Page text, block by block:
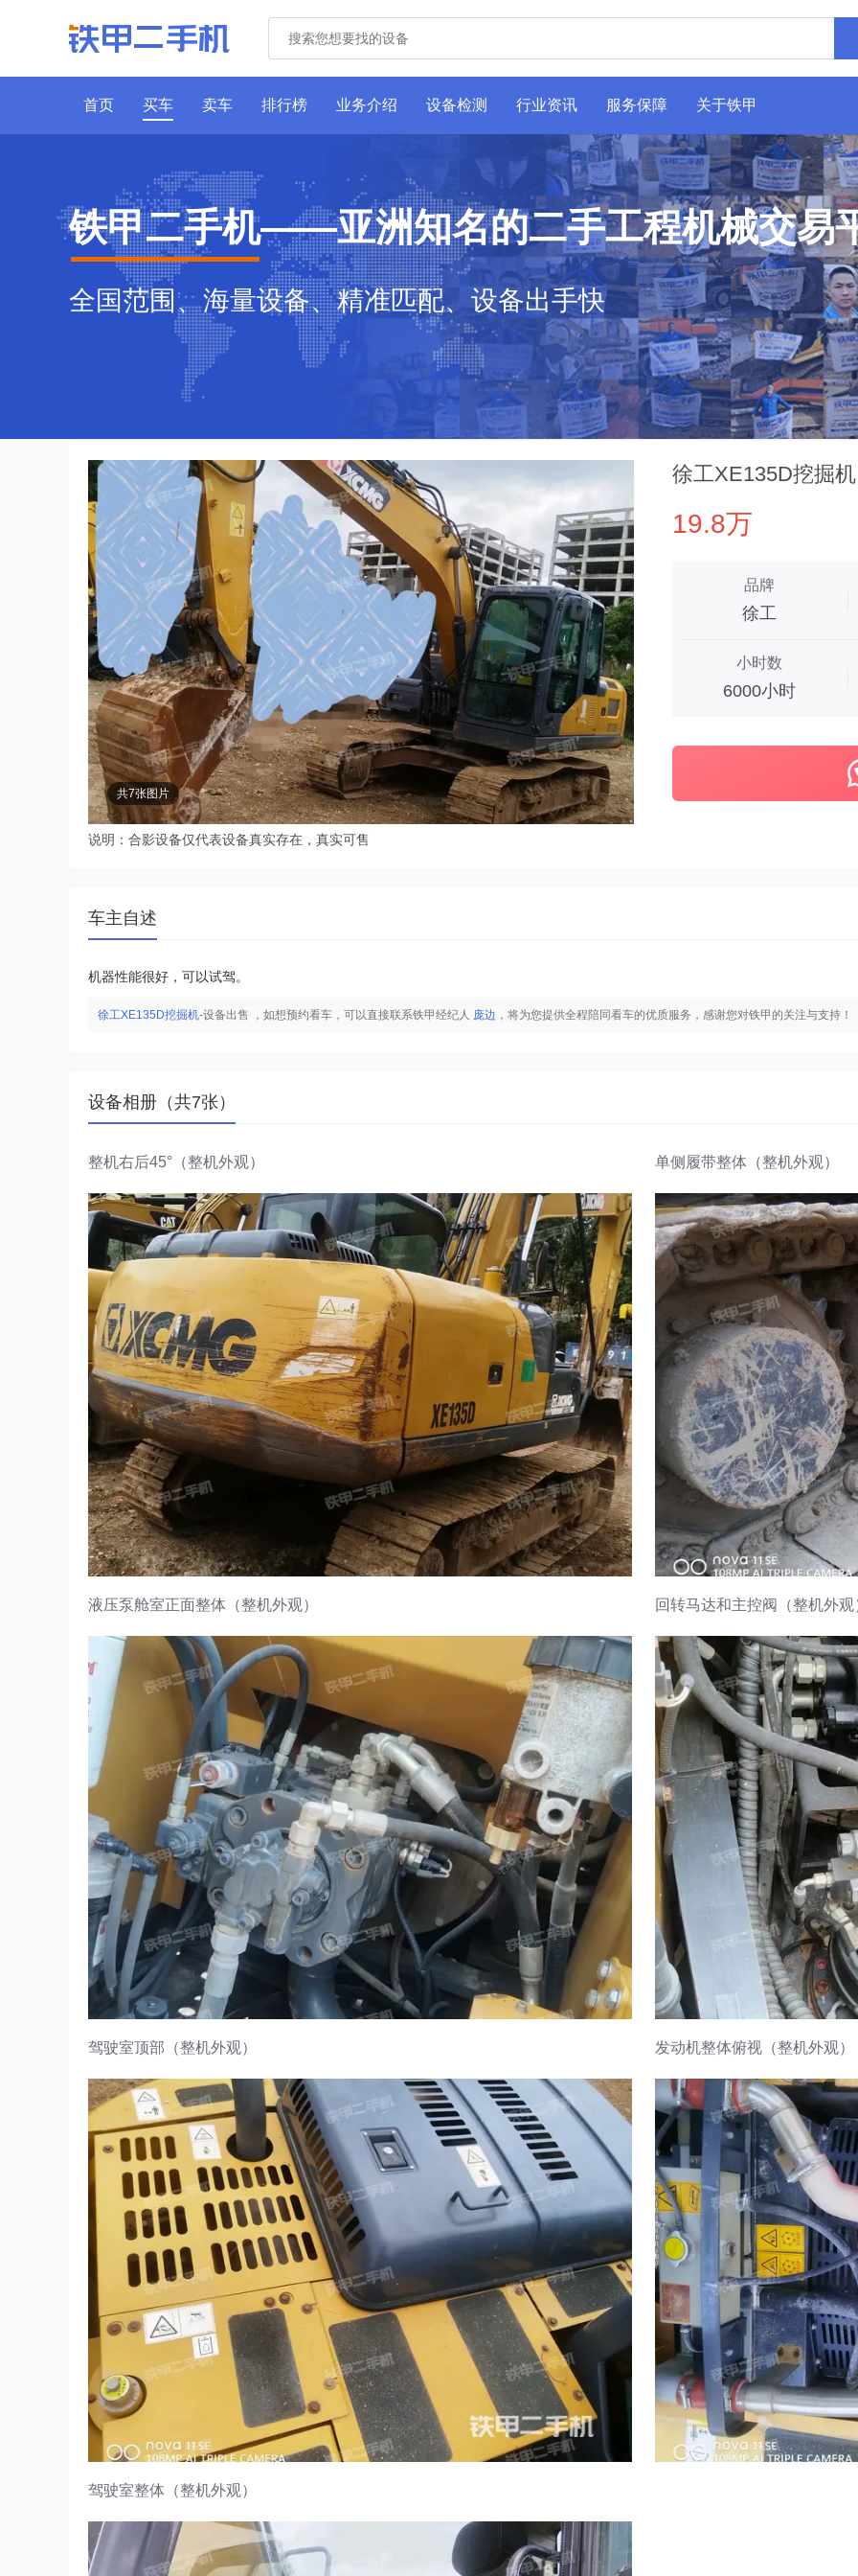
首页 买车 卖车 排行榜 业务介绍 设备检测 行业资讯 服务保障 关于铁甲
铁甲二手机——亚洲知名的二手工程机械交易
全国范围、海量设备、精准匹配、设备出手快
共7张图片
说明：合影设备仅代表设备真实存在，真实可售
徐工XE135D挖掘机
19.8万
品牌
徐工
小时数
6000小时
车主自述
机器性能很好，可以试驾。
徐工XE135D挖掘机-设备出售 ，如想预约看车，可以直接联系铁甲经纪人 庞边 ，将为您提供全程陪同看车的优质服务，感谢您对铁甲的关注与支持！
设备相册（共7张）
整机右后45°（整机外观） 单侧履带整体（整机外观）
液压泵舱室正面整体（整机外观） 回转马达和主控阀（整机外观
驾驶室顶部（整机外观） 发动机整体俯视（整机外观）
驾驶室整体（整机外观）